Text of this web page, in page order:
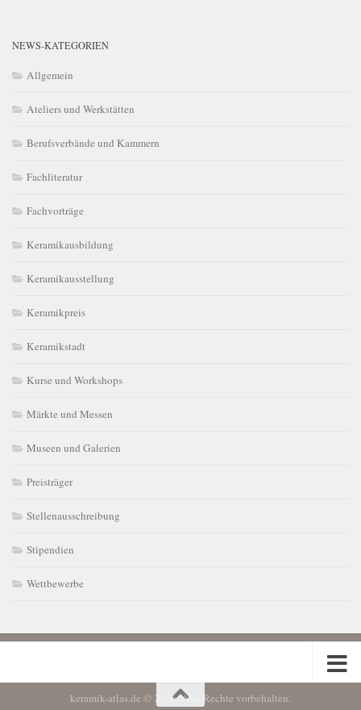
NEWS-KATEGORIEN
Allgemein
Ateliers und Werkstätten
Berufsverbände und Kammern
Fachliteratur
Fachvorträge
Keramikausbildung
Keramikausstellung
Keramikpreis
Keramikstadt
Kurse und Workshops
Märkte und Messen
Museen und Galerien
Preisträger
Stellenausschreibung
Stipendien
Wettbewerbe
keramik-atlas.de © 2026. Alle Rechte vorbehalten.